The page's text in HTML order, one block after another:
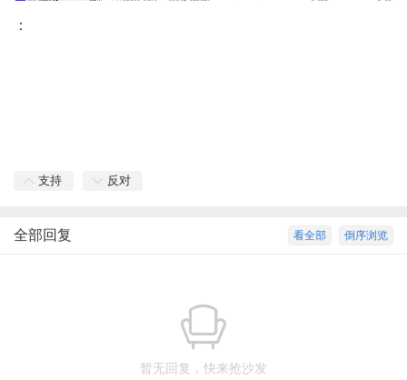
：
支持 反对
倒序浏览
看全部
全部回复
暂无回复，快来抢沙发